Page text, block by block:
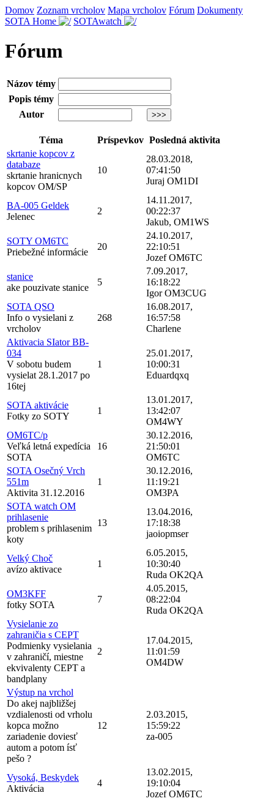
Domov Zoznam vrcholov Mapa vrcholov Fórum Dokumenty
SOTA Home
SOTAwatch
Fórum
Názov témy
Popis témy
Autor
Téma Príspevkov Posledná aktivita
skrtanie kopcov z
databaze
skrtanie hranicnych
kopcov OM/SP
10
28.03.2018,
07:41:50
Juraj OM1DI
BA-005 Geldek
Jelenec
2
14.11.2017,
00:22:37
Jakub, OM1WS
SOTY OM6TC
Priebežné informácie
20
24.10.2017,
22:10:51
Jozef OM6TC
stanice
ake pouzivate stanice
5
7.09.2017,
16:18:22
Igor OM3CUG
SOTA QSO
Info o vysielani z
vrcholov
268
16.08.2017,
16:57:58
Charlene
Aktivacia SIator BB-
034
V sobotu budem
vysielat 28.1.2017 po
16tej
1
25.01.2017,
10:00:31
Eduardqxq
SOTA aktivácie
Fotky zo SOTY
1
13.01.2017,
13:42:07
OM4WY
OM6TC/p
Veľká letná expedícia
SOTA
16
30.12.2016,
21:50:01
OM6TC
SOTA Osečný Vrch
551m
Aktivita 31.12.2016
1
30.12.2016,
11:19:21
OM3PA
SOTA watch OM
prihlasenie
problem s prihlasenim
koty
13
13.04.2016,
17:18:38
jaoiopmser
Velký Choč
avízo aktivace
1
6.05.2015,
10:30:40
Ruda OK2QA
OM3KFF
fotky SOTA
7
4.05.2015,
08:22:04
Ruda OK2QA
Vysielanie zo
zahraničia s CEPT
Podmienky vysielania
v zahraničí, miestne
ekvivalenty CEPT a
bandplany
2
17.04.2015,
11:01:59
OM4DW
Výstup na vrchol
Do akej najbližšej
vzdialenosti od vrholu
kopca možno
zariadenie doviesť
autom a potom ísť
pešo ?
12
2.03.2015,
15:59:22
za-005
Vysoká, Beskydek
Aktivácia
4
13.02.2015,
19:10:04
Jozef OM6TC